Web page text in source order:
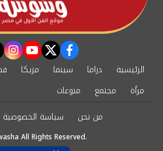
facebook
twitter
الرئيسية دراما سينما مزيكا
مرأة
مجتمع
منوعات
من نحن
سياسة الخصوصية
All Rights Reserved.